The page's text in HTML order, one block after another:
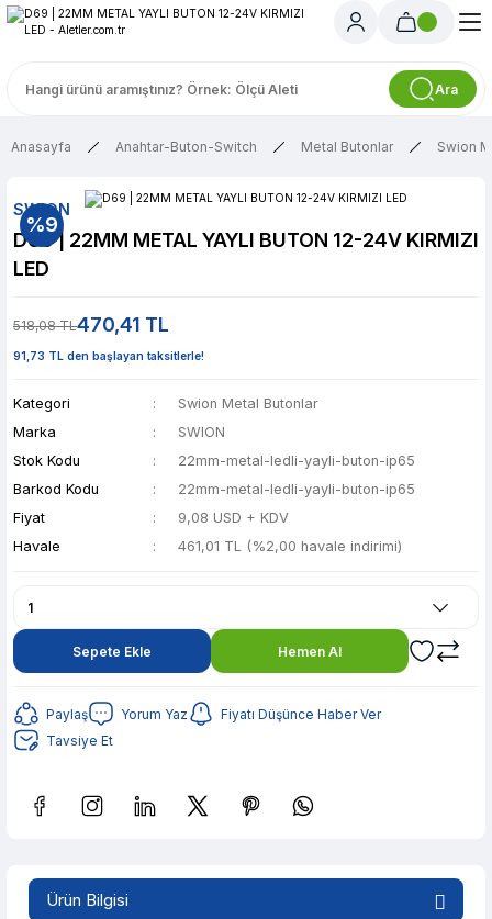
Ara
Anasayfa Anahtar-Buton-Switch Metal Butonlar Swion
%9
SWION
D69 | 22MM METAL YAYLI BUTON 12-24V KIRMIZI
LED
518,08 TL470,41 TL
91,73 TL den başlayan taksitlerle!
Kategori
Swion Metal Butonlar
Marka
SWION
Stok Kodu
22mm-metal-ledli-yayli-buton-ip65
Barkod Kodu
22mm-metal-ledli-yayli-buton-ip65
Fiyat
9,08 USD + KDV
Havale
461,01 TL (%2,00 havale indirimi)
Sepete Ekle Hemen Al
Paylaş Yorum Yaz
Fiyatı Düşünce Haber Ver
Tavsiye Et
Ürün Bilgisi